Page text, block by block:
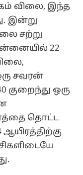
விலை, இந்த
இன்று
சற்று
22
சவரன்
குறைந்து ஒரு
தொட்ட